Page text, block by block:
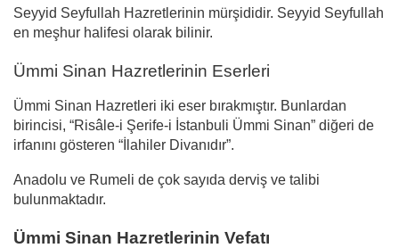
Seyyid Seyfullah Hazretlerinin mürşididir. Seyyid Seyfullah
en meşhur halifesi olarak bilinir.
Ümmi Sinan Hazretlerinin Eserleri
Ümmi Sinan Hazretleri iki eser bırakmıştır. Bunlardan
birincisi, “Risâle-i Şerife-i İstanbuli Ümmi Sinan” diğeri de
irfanını gösteren “İlahiler Divanıdır”.
Anadolu ve Rumeli de çok sayıda derviş ve talibi
bulunmaktadır.
Ümmi Sinan Hazretlerinin Vefatı